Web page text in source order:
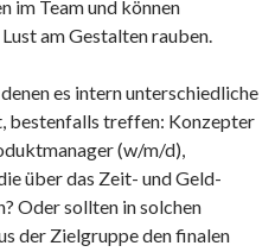
im Team und können
am Gestalten rauben.
es intern unterschiedliche
bestenfalls treffen: Konzepter
(w/m/d),
über das Zeit- und Geld-
Oder sollten in solchen
der Zielgruppe den finalen